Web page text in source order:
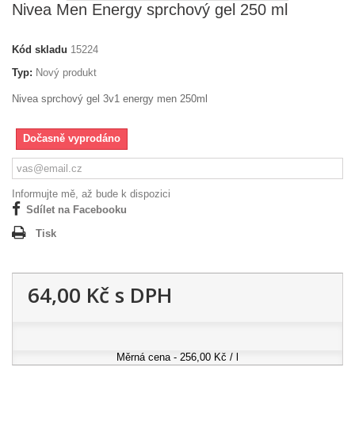
Nivea Men Energy sprchový gel 250 ml
Kód skladu 15224
Typ: Nový produkt
Nivea sprchový gel 3v1 energy men 250ml
Dočasně vyprodáno
Informujte mě, až bude k dispozici
Sdílet na Facebooku
Tisk
64,00 Kč s DPH
Měrná cena - 256,00 Kč / l